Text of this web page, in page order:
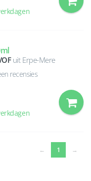
uit Erpe-Mere
recensies
← 1 (current)
→